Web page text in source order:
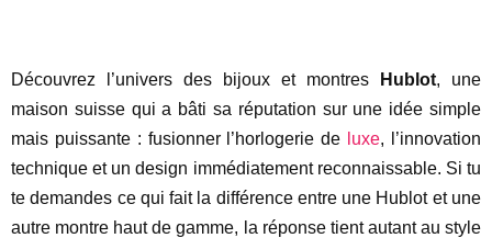
Découvrez l’univers des bijoux et montres Hublot, une
maison suisse qui a bâti sa réputation sur une idée simple
mais puissante : fusionner l’horlogerie de
luxe, l’innovation
technique et un design immédiatement reconnaissable. Si tu
te demandes ce qui fait la différence entre une Hublot et une
autre montre haut de gamme, la réponse tient autant au style